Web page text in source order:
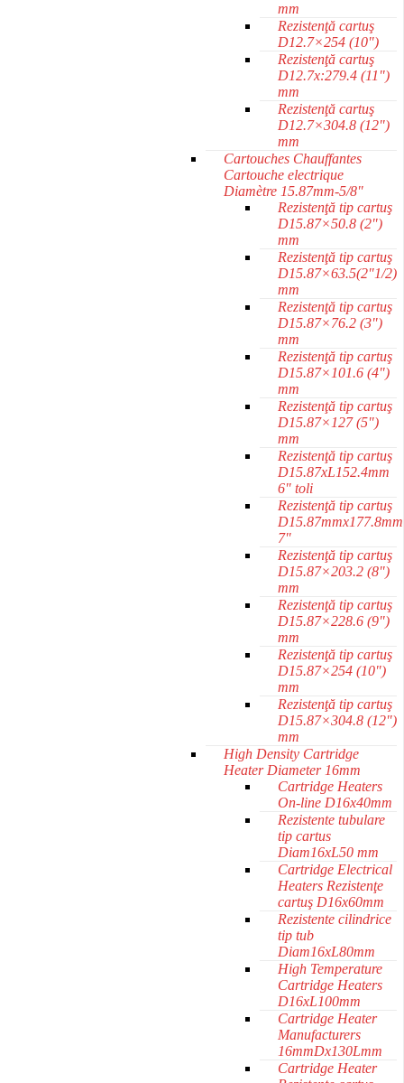
mm
Rezistenţă cartuş
D12.7×254 (10")
Rezistenţă cartuş
D12.7x:279.4 (11")
mm
Rezistenţă cartuş
D12.7×304.8 (12")
mm
Cartouches Chauffantes
Cartouche electrique
Diamètre 15.87mm-5/8"
Rezistenţă tip cartuş
D15.87×50.8 (2")
mm
Rezistenţă tip cartuş
D15.87×63.5(2"1/2)
mm
Rezistenţă tip cartuş
D15.87×76.2 (3")
mm
Rezistenţă tip cartuş
D15.87×101.6 (4")
mm
Rezistenţă tip cartuş
D15.87×127 (5")
mm
Rezistenţă tip cartuş
D15.87xL152.4mm
6" toli
Rezistenţă tip cartuş
D15.87mmx177.8mm
7"
Rezistenţă tip cartuş
D15.87×203.2 (8")
mm
Rezistenţă tip cartuş
D15.87×228.6 (9")
mm
Rezistenţă tip cartuş
D15.87×254 (10")
mm
Rezistenţă tip cartuş
D15.87×304.8 (12")
mm
High Density Cartridge
Heater Diameter 16mm
Cartridge Heaters
On-line D16x40mm
Rezistente tubulare
tip cartus
Diam16xL50 mm
Cartridge Electrical
Heaters Rezistenţe
cartuş D16x60mm
Rezistente cilindrice
tip tub
Diam16xL80mm
High Temperature
Cartridge Heaters
D16xL100mm
Cartridge Heater
Manufacturers
16mmDx130Lmm
Cartridge Heater